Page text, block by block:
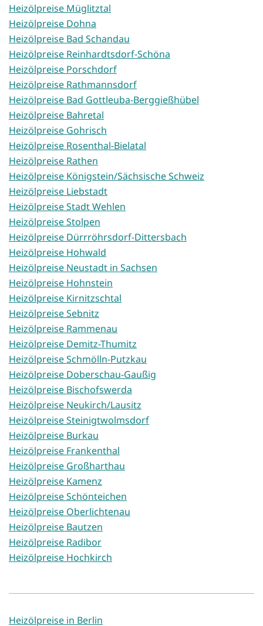
Heizölpreise Müglitztal
Heizölpreise Dohna
Heizölpreise Bad Schandau
Heizölpreise Reinhardtsdorf-Schöna
Heizölpreise Porschdorf
Heizölpreise Rathmannsdorf
Heizölpreise Bad Gottleuba-Berggießhübel
Heizölpreise Bahretal
Heizölpreise Gohrisch
Heizölpreise Rosenthal-Bielatal
Heizölpreise Rathen
Heizölpreise Königstein/Sächsische Schweiz
Heizölpreise Liebstadt
Heizölpreise Stadt Wehlen
Heizölpreise Stolpen
Heizölpreise Dürrröhrsdorf-Dittersbach
Heizölpreise Hohwald
Heizölpreise Neustadt in Sachsen
Heizölpreise Hohnstein
Heizölpreise Kirnitzschtal
Heizölpreise Sebnitz
Heizölpreise Rammenau
Heizölpreise Demitz-Thumitz
Heizölpreise Schmölln-Putzkau
Heizölpreise Doberschau-Gaußig
Heizölpreise Bischofswerda
Heizölpreise Neukirch/Lausitz
Heizölpreise Steinigtwolmsdorf
Heizölpreise Burkau
Heizölpreise Frankenthal
Heizölpreise Großharthau
Heizölpreise Kamenz
Heizölpreise Schönteichen
Heizölpreise Oberlichtenau
Heizölpreise Bautzen
Heizölpreise Radibor
Heizölpreise Hochkirch
Heizölpreise in Berlin